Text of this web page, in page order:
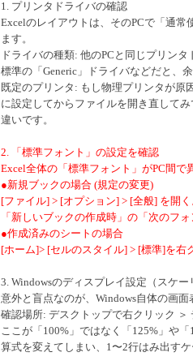
1. プリンタドライバの確認
Excelのレイアウトは、そのPCで「通
ます。
ドライバの種類: 他のPCと同じプリン
標準の「Generic」ドライバなどだと、
既定のプリンタ: もし物理プリンタが原
に設定してからファイルを開き直して
違いです。
2. 「標準フォント」の設定を確認
Excel全体の「標準フォント」がPC間で
●新規ブックの場合 (規定の変更)
[ファイル] > [オプション] > [全般] を開く
「新しいブックの作成時」の「次のフ
●作成済みのシートの場合
[ホーム]> [セルのスタイル] > [標準]を右
3. Windowsのディスプレイ設定（スケー
意外と盲点なのが、Windows自体の画面
確認場所: デスクトップで右クリック ＞
ここが「100%」ではなく「125%」や
算式を変えてしまい、1〜2行はみ出すケ